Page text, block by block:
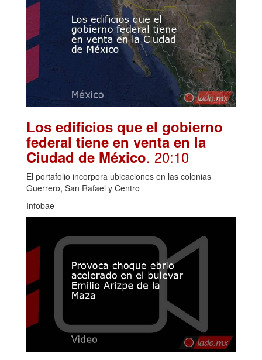
Los edificios que el gobierno
federal tiene en venta en la
Ciudad de México. 20:10
El portafolio incorpora ubicaciones en las colonias
Guerrero, San Rafael y Centro
Infobae